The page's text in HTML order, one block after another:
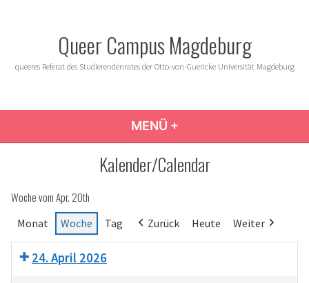
Queer Campus Magdeburg
queeres Referat des Studierendenrates der Otto-von-Guericke Universität Magdeburg
MENÜ +
Kalender/Calendar
Woche vom Apr. 20th
Monat Woche Tag Zurück Heute Weiter
24. April 2026